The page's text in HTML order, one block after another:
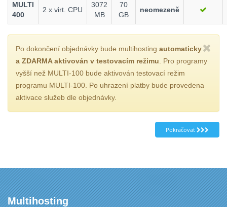
MULTI
400
2 x virt. CPU
3072
MB
70
GB
neomezeně
Po dokončení objednávky bude multihosting automaticky
a ZDARMA aktivován v testovacím režimu . Pro programy
vyšší než MULTI-100 bude aktivován testovací režim
programu MULTI-100. Po uhrazení platby bude provedena
aktivace služeb dle objednávky.
Pokračovat
Multihosting